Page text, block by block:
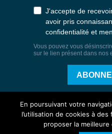
En poursuivant votre
l’utilisation de cookies à
proposer la